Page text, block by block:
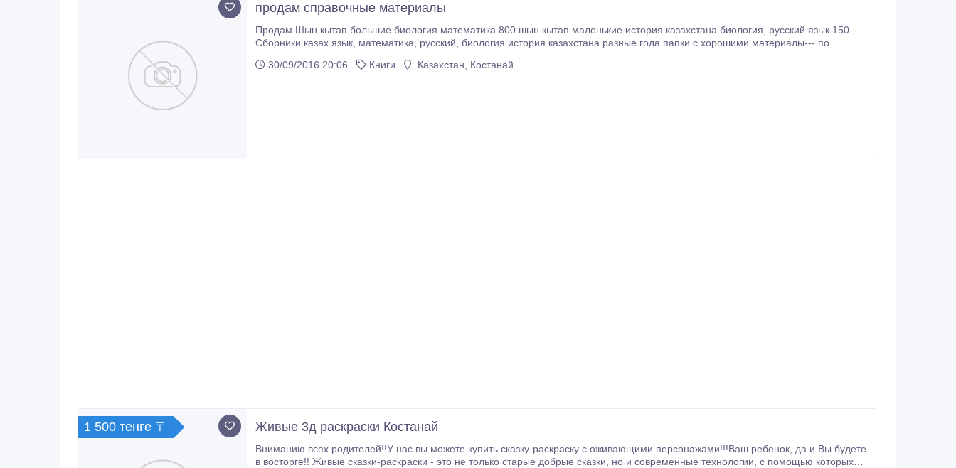
продам справочные материалы
Продам Шын кытап большие биология математика 800 шын кытап маленькие история казахстана биология, русский язык 150
Сборники казах язык, математика, русский, биология история казахстана разные года папки с хорошими материалы--- по
30/09/2016 20:06
Книги Казахстан, Костанай
1 500 тенге 〒 Живые 3д раскраски Костанай
Вниманию всех родителей!!У нас вы можете купить сказку-раскраску с оживающими персонажами!!!Ваш ребенок, да и Вы будете
в восторге!! Живые сказки-раскраски - это не только старые добрые сказки, но и современные технологии, с помощью которых